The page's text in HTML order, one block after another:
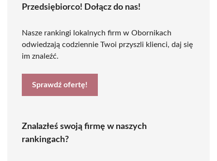
Przedsiębiorco! Dołącz do nas!
Nasze rankingi lokalnych firm w Obornikach
odwiedzają codziennie Twoi przyszli klienci, daj się
im znaleźć.
Sprawdź ofertę!
Znalazłeś swoją firmę w naszych
rankingach?